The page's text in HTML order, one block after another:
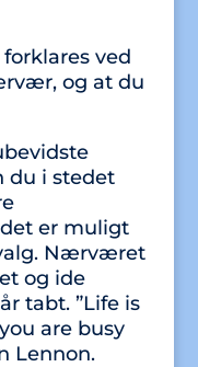
ved
og at du
du i stedet
er muligt
Nærværet
og ide
tabt. ”Life is
are busy
Lennon.